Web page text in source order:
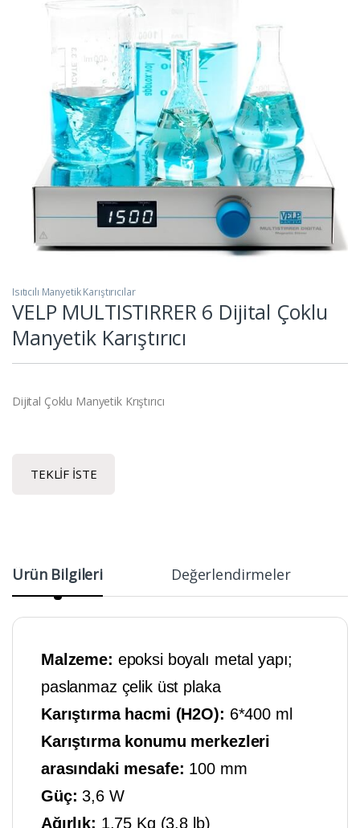
Isıtıcılı Manyetik Karıştırıcılar
VELP MULTISTIRRER 6 Dijital Çoklu
Manyetik Karıştırıcı
Dijital Çoklu Manyetik Krıştırıcı
TEKLIF İSTE
Ürün Bilgileri Değerlendirmeler
Malzeme: epoksi boyalı metal yapı;
paslanmaz çelik üst plaka
Karıştırma hacmi (H2O): 6*400 ml
Karıştırma konumu merkezleri
arasındaki mesafe: 100 mm
Güç: 3,6 W
Ağırlık: 1,75 Kg (3,8 lb)